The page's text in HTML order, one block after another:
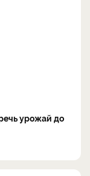
урожай до